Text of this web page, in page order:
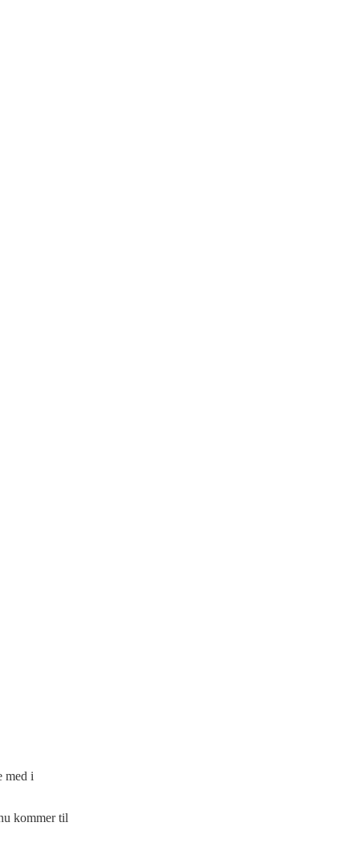
med i
kommer til